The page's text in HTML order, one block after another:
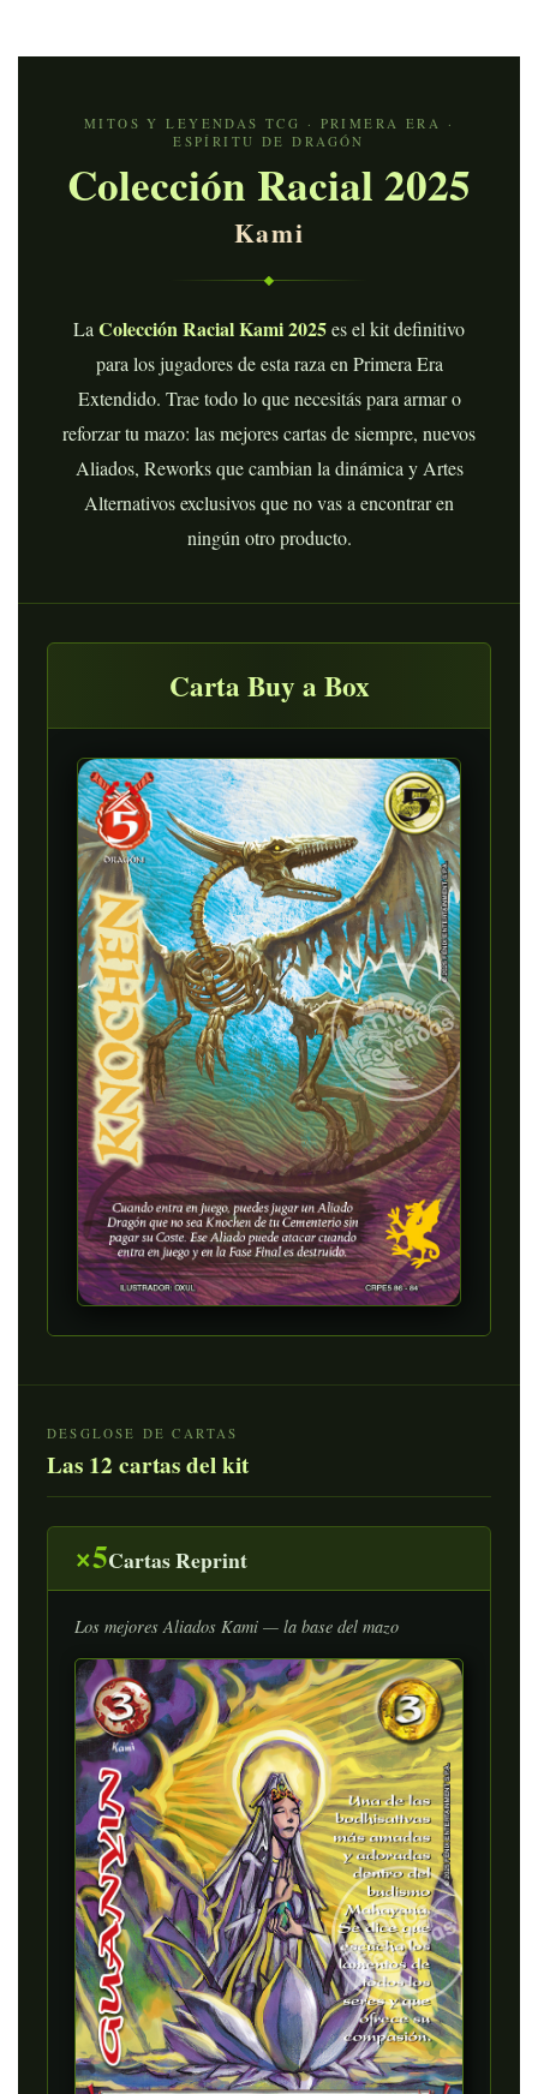
MITOS Y LEYENDAS TCG · PRIMERA ERA ·
ESPÍRITU DE DRAGÓN
Colección Racial 2025
Kami
LaColección Racial Kami 2025es el kit definitivo
para los jugadores de esta raza en Primera Era
Extendido. Trae todo lo que necesitás para armar o
reforzar tu mazo: las mejores cartas de siempre, nuevos
Aliados, Reworks que cambian la dinámica y Artes
Alternativos exclusivos que no vas a encontrar en
ningún otro producto.
Carta Buy a Box
DESGLOSE DE CARTAS
Las 12 cartas del kit
×5Cartas Reprint
Los mejores Aliados Kami — la base del mazo